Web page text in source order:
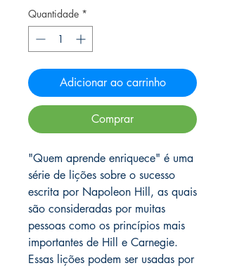
Quantidade *
Adicionar ao carrinho
Comprar
"Quem aprende enriquece" é uma
série de lições sobre o sucesso
escrita por Napoleon Hill, as quais
são consideradas por muitas
pessoas como os princípios mais
importantes de Hill e Carnegie.
Essas lições podem ser usadas por